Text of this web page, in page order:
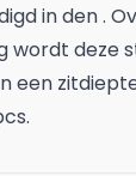
in den .
wordt
een